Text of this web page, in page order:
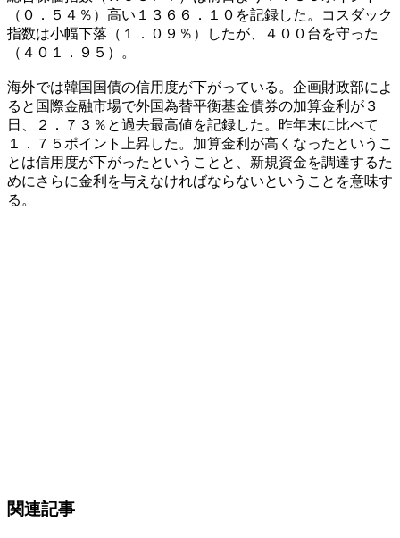
（０．５４％）高い１３６６．１０を記録した。コスダック
指数は小幅下落（１．０９％）したが、４００台を守った
（４０１．９５）。
海外では韓国国債の信用度が下がっている。企画財政部によ
ると国際金融市場で外国為替平衡基金債券の加算金利が３
日、２．７３％と過去最高値を記録した。昨年末に比べて
１．７５ポイント上昇した。加算金利が高くなったというこ
とは信用度が下がったということと、新規資金を調達するた
めにさらに金利を与えなければならないということを意味す
る。
関連記事